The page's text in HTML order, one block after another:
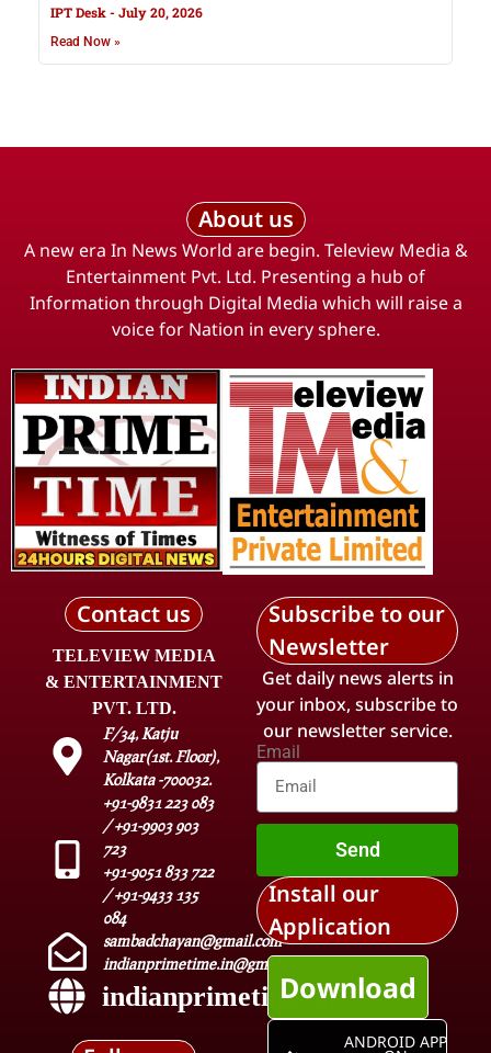
IPT Desk July 20, 2026
Read Now »
About us
A new era In News World are begin. Teleview Media &
Entertainment Pvt. Ltd. Presenting a hub of
Information through Digital Media which will raise a
voice for Nation in every sphere.
Contact us
TELEVIEW MEDIA
& ENTERTAINMENT
PVT. LTD.
F/34, Katju
Nagar(1st. Floor),
Kolkata -700032.
+91-9831 223 083
/ +91-9903 903
723
+91-9051 833 722
/ +91-9433 135
084
sambadchayan@gmail.com
indianprimetime.in@gmail.com
indianprimetime.in
Subscribe to our
Newsletter
Get daily news alerts in
your inbox, subscribe to
our newsletter service.
Email
Send
Install our
Application
Download
ANDROID APP